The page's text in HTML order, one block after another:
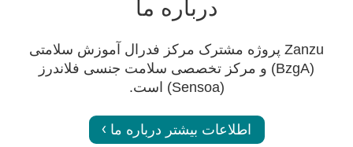
درباره ما
Zanzu پروژه مشترک مرکز فدرال آموزش سلامتی
(BzgA) و مرکز تخصصی سلامت جنسی فلاندرز
(Sensoa) است.
اطلاعات بیشتر درباره ما